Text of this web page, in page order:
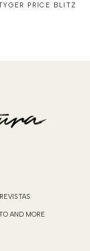
PRICE BLITZ
AND MORE